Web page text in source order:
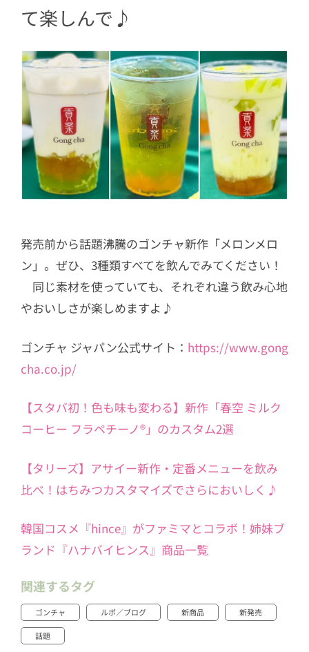
て楽しんで♪
発売前から話題沸騰のゴンチャ新作「メロンメロ
ン」。ぜひ、3種類すべてを飲んでみてください！
同じ素材を使っていても、それぞれ違う飲み心地
やおいしさが楽しめますよ♪
ゴンチャ ジャパン公式サイト： https://www.gong
cha.co.jp/
【スタバ初！色も味も変わる】新作「春空 ミルク
コーヒー フラペチーノ®」のカスタム2選
【タリーズ】アサイー新作・定番メニューを飲み
比べ！はちみつカスタマイズでさらにおいしく♪
韓国コスメ『hince』がファミマとコラボ！姉妹ブ
ランド『ハナバイヒンス』商品一覧
関連するタグ
ゴンチャ ルポ／ブログ 新商品 新発売
話題